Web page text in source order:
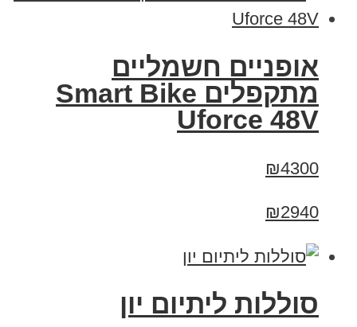
אופניים חשמליים
מתקפלים Smart Bike
Uforce 48V
₪4300
₪2940
סוללות ליתיום יון